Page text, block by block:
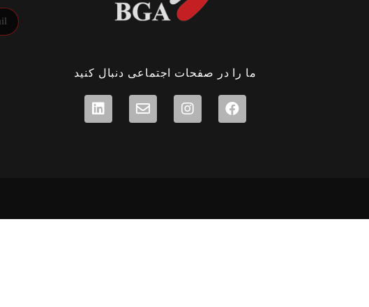
ما را در صفحات اجتماعی دنبال کنید